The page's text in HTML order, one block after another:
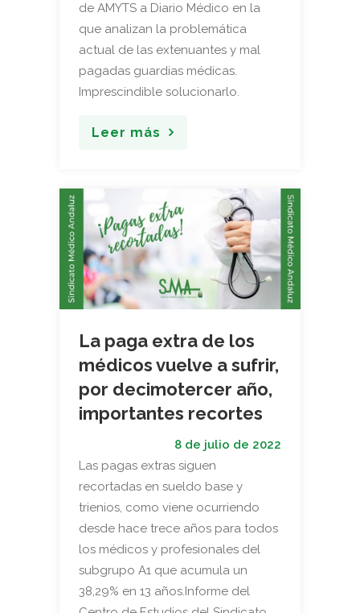
de AMYTS a Diario Médico en la
que analizan la problemática
actual de las extenuantes y mal
pagadas guardias médicas.
Imprescindible solucionarlo.
Leer más
La paga extra de los
médicos vuelve a sufrir,
por decimotercer año,
importantes recortes
8 de julio de 2022
Las pagas extras siguen
recortadas en sueldo base y
trienios, como viene ocurriendo
desde hace trece años para todos
los médicos y profesionales del
subgrupo A1 que acumula un
38,29% en 13 años.Informe del